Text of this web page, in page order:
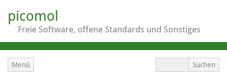
picomol
Freie Software, offene Standards und Sonstiges
Menü